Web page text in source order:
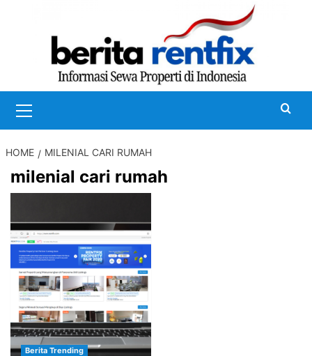
Menu
HOME MILENIAL CARI RUMAH
milenial cari rumah
Berita Trending